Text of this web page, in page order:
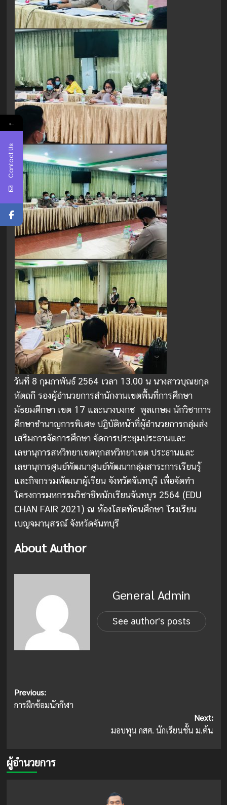
วันที่ 8 กุมภาพันธ์ 2564 เวลา 13.00 น นางสาวบุณยกุล
หัตถกี รองผู้อำนวยการสำนักงานเขตพื้นที่การศึกษา
มัธยมศึกษา เขต 17 และนางบงกช พูลเกษม นักวิชาการ
ศึกษาชำนาญการพิเศษ ปฏิบัติหน้าที่ผู้อำนวยการกลุ่มส่ง
เสริมการจัดการศึกษา จัดการประชุมประธานและ
เลขานุการสหวิทยาเขตทุกสหวิทยาเขต ประธานและ
เลขานุการศูนย์พัฒนาศูนย์พัฒนากลุ่มสาระการเรียนรู้
และกิจกรรมพัฒนาผู้เรียน จังหวัดจันทบุรี เพื่อจัดทำ
โครงการมหกรรมวิชาชีพนักเรียนจันทบูร 2564 (EDU
CHAN FAIR 2021) ณ ห้องโสตทัศนศึกษา โรงเรียน
เบญจมานุสรณ์ จังหวัดจันทบุรี
About Author
General Admin
See author's posts
Post
navigation
Previous:
การฝึกซ้อมนักกีฬา
Next:
มอบทุน กสศ. นักเรียนชั้น ม.ต้น
ผู้อำนวยการ
←
Contact Us